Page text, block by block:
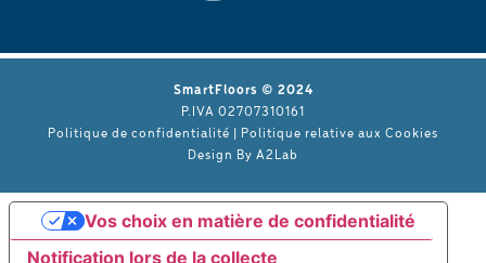
SmartFloors © 2024
P.IVA 02707310161
Politique de confidentialité
Politique relative aux Cookies
Design By A2Lab
Notification lors de la collecte
Vos choix en matière de confidentialité